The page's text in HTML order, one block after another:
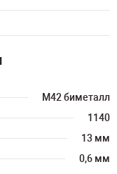
M42 биметалл
1140
13 мм
0,6 мм